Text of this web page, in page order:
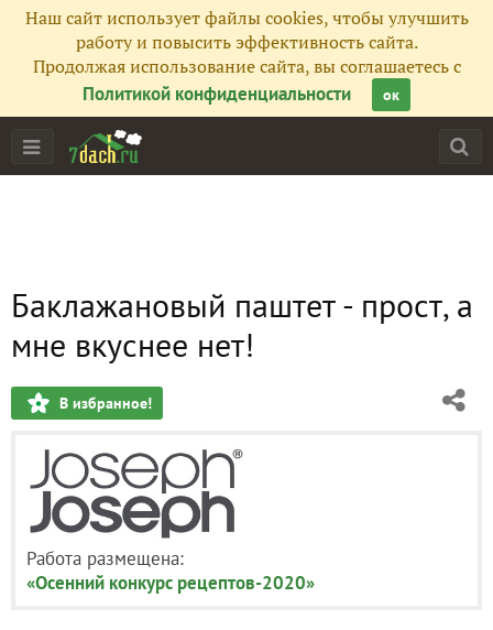
Наш сайт использует файлы cookies, чтобы улучшить
работу и повысить эффективность сайта.
Продолжая использование сайта, вы соглашаетесь с
Политикой конфиденциальности
ок
Баклажановый паштет - прост, а
мне вкуснее нет!
В избранное!
Работа размещена:
«Осенний конкурс рецептов-2020»